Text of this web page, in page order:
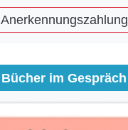
Anerkennungszahlung
Bücher im Gespräch